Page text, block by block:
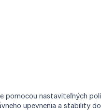
nastaviteľných
upevnenia a stability